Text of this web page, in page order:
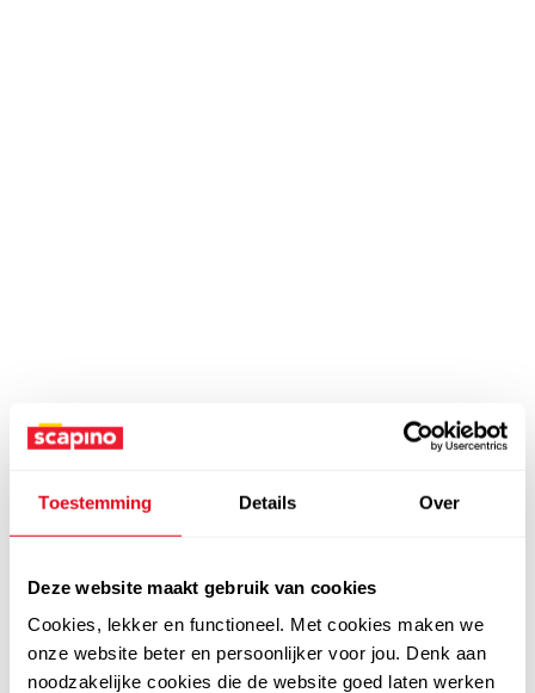
Toestemming Details Over
Deze website maakt gebruik van cookies
Cookies, lekker en functioneel. Met cookies maken we
onze website beter en persoonlijker voor jou. Denk aan
noodzakelijke cookies die de website goed laten werken